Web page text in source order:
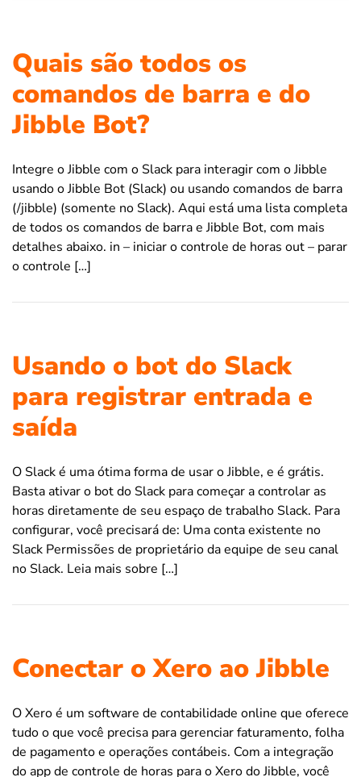
Quais são todos os
comandos de barra e do
Jibble Bot?
Integre o Jibble com o Slack para interagir com o Jibble
usando o Jibble Bot (Slack) ou usando comandos de barra
(/jibble) (somente no Slack). Aqui está uma lista completa
de todos os comandos de barra e Jibble Bot, com mais
detalhes abaixo. in – iniciar o controle de horas out – parar
o controle […]
Usando o bot do Slack
para registrar entrada e
saída
O Slack é uma ótima forma de usar o Jibble, e é grátis.
Basta ativar o bot do Slack para começar a controlar as
horas diretamente de seu espaço de trabalho Slack. Para
configurar, você precisará de: Uma conta existente no
Slack Permissões de proprietário da equipe de seu canal
no Slack. Leia mais sobre […]
Conectar o Xero ao Jibble
O Xero é um software de contabilidade online que oferece
tudo o que você precisa para gerenciar faturamento, folha
de pagamento e operações contábeis. Com a integração
do app de controle de horas para o Xero do Jibble, você